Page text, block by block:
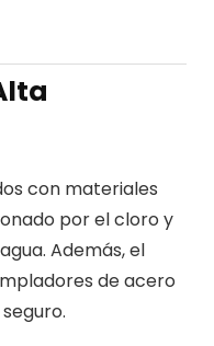
con materiales
por el cloro y
Además, el
de acero